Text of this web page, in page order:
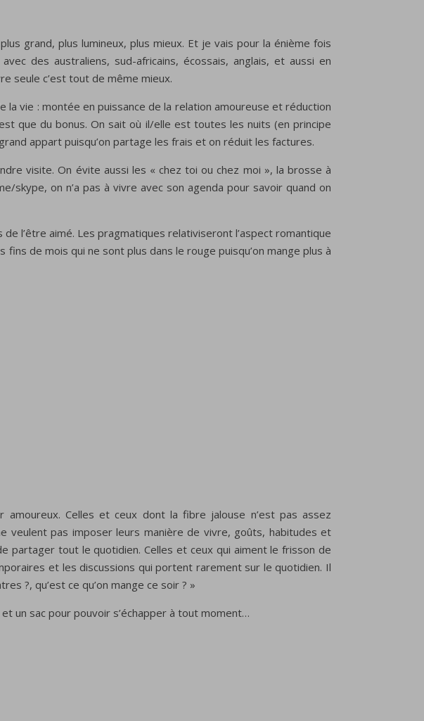
grand, plus lumineux, plus mieux. Et je vais pour la énième fois
des australiens, sud-africains, écossais, anglais, et aussi en
seule c’est tout de même mieux.
la vie : montée en puissance de la relation amoureuse et réduction
que du bonus. On sait où il/elle est toutes les nuits (en principe
appart puisqu’on partage les frais et on réduit les factures.
visite. On évite aussi les « chez toi ou chez moi », la brosse à
skype, on n’a pas à vivre avec son agenda pour savoir quand on
l’être aimé. Les pragmatiques relativiseront l’aspect romantique
de mois qui ne sont plus dans le rouge puisqu’on mange plus à
Celles et ceux dont la fibre jalouse n’est pas assez
veulent pas imposer leurs manière de vivre, goûts, habitudes et
partager tout le quotidien. Celles et ceux qui aiment le frisson de
et les discussions qui portent rarement sur le quotidien. Il
?, qu’est ce qu’on mange ce soir ? »
un sac pour pouvoir s’échapper à tout moment…